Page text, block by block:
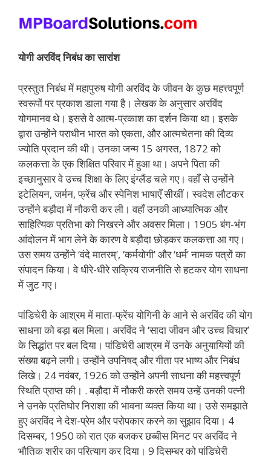
योगी अरविंद निबंध का सारांश
प्रस्तुत निबंध में महापुरुष योगी अरविंद के जीवन के कुछ महत्त्वपूर्ण
स्वरूपों पर प्रकाश डाला गया है। लेखक के अनुसार अरविंद
योगमानव थे। इससे वे आत्म-प्रकाश का दर्शन किया था। इसके
द्वारा उन्होंने पराधीन भारत को एकता, और आत्मचेतना की दिव्य
ज्योति प्रदान की थी। उनका जन्म 15 अगस्त, 1872 को
कलकत्ता के एक शिक्षित परिवार में हुआ था। अपने पिता की
इच्छानुसार वे उच्च शिक्षा के लिए इंग्लैंड चले गए। वहाँ से उन्होंने
इटेलियन, जर्मन, फ्रेंच और स्पेनिश भाषाएँ सीखीं। स्वदेश लौटकर
उन्होंने बड़ौदा में नौकरी कर ली। वहाँ उनकी आध्यात्मिक और
साहित्यिक प्रतिभा को निखरने और अवसर मिला। 1905 बंग-भंग
आंदोलन में भाग लेने के कारण वे बड़ौदा छोड़कर कलकत्ता आ गए।
उस समय उन्होंने ‘वंदे मातरम्’, ‘कर्मयोगी’ और ‘धर्म’ नामक पत्रों का
संपादन किया। वे धीरे-धीरे सक्रिय राजनीति से हटकर योग साधना
में जुट गए।
पांडिचेरी के आश्रम में माता-फ्रेंच योगिनी के आने से अरविंद की योग
साधना को बड़ा बल मिला। अरविंद ने ‘सादा जीवन और उच्च विचार’
के सिद्धांत पर बल दिया। पांडिचेरी आश्रम में उनके अनुयायियों की
संख्या बढ़ने लगी। उन्होंने उपनिषद् और गीता पर भाष्य और निबंध
लिखे। 24 नवंबर, 1926 को उन्होंने अपनी साधना की महत्त्वपूर्ण
स्थिति प्राप्त की। . बड़ौदा में नौकरी करते समय उन्हें उनकी पत्नी
ने उनके प्रतिघोर निराशा की भावना व्यक्त किया था। उसे समझाते
हुए अरविंद ने देश-प्रेम और परोपकार करने का सुझाव दिया। 4
दिसम्बर, 1950 को रात एक बजकर छब्बीस मिनट पर अरविंद ने
भौतिक शरीर का परित्याग कर दिया। 9 दिसम्बर को पांडिचेरी